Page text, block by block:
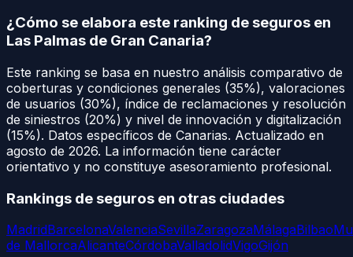
¿Cómo se elabora este ranking de seguros en
Las Palmas de Gran Canaria?
Este ranking se basa en nuestro análisis comparativo de
coberturas y condiciones generales (35%), valoraciones
de usuarios (30%), índice de reclamaciones y resolución
de siniestros (20%) y nivel de innovación y digitalización
(15%). Datos específicos de Canarias. Actualizado en
agosto de 2026. La información tiene carácter
orientativo y no constituye asesoramiento profesional.
Rankings de seguros en otras ciudades
MadridBarcelonaValenciaSevillaZaragozaMálagaBilbao
de MallorcaAlicanteCórdobaValladolidVigoGijón